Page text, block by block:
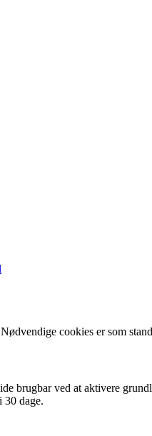
cookies er som
brugbar ved at aktivere
30 dage.